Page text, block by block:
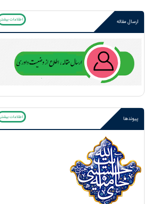
ارسال مقاله اطلاعات بیشتر
پیوندها اطلاعات بیشتر